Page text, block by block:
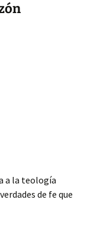
a la teología
de fe que